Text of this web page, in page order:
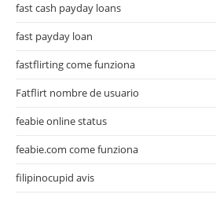
fast cash payday loans
fast payday loan
fastflirting come funziona
Fatflirt nombre de usuario
feabie online status
feabie.com come funziona
filipinocupid avis